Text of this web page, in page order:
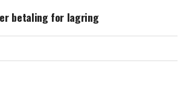
betaling for lagring